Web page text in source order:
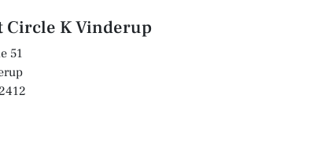
Circle K Vinderup
51